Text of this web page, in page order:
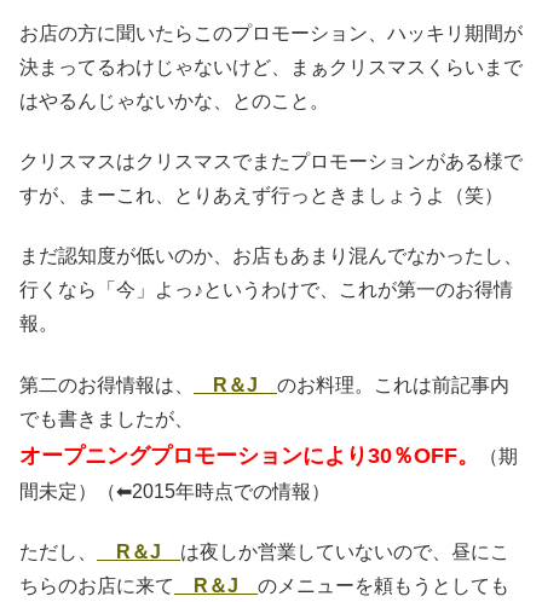
お店の方に聞いたらこのプロモーション、ハッキリ期間が
決まってるわけじゃないけど、まぁクリスマスくらいまで
はやるんじゃないかな、とのこと。
クリスマスはクリスマスでまたプロモーションがある様で
すが、まーこれ、とりあえず行っときましょうよ（笑）
まだ認知度が低いのか、お店もあまり混んでなかったし、
行くなら「今」よっ♪というわけで、これが第一のお得情
報。
第二のお得情報は、 R＆J のお料理。これは前記事内
でも書きましたが、
オープニングプロモーションにより30％OFF。
（期
間未定）（⬅︎2015年時点での情報）
ただし、 R＆J は夜しか営業していないので、昼にこ
ちらのお店に来て
R＆J のメニューを頼もうとしても